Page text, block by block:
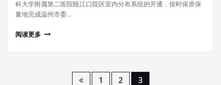
科大学附属第二医院瓯江口院区室内分布系统的开通，按时保质保
量地完成温州市委…
阅读更多
1 2 3